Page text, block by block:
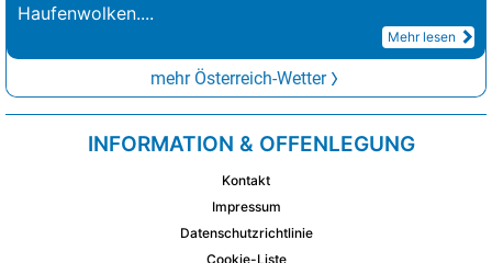
Haufenwolken....
Mehr lesen
mehr Österreich-Wetter
INFORMATION & OFFENLEGUNG
Kontakt
Impressum
Datenschutzrichtlinie
Cookie-Liste